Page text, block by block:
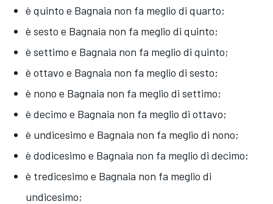
è quinto e Bagnaia non fa meglio di quarto;
è sesto e Bagnaia non fa meglio di quinto;
è settimo e Bagnaia non fa meglio di quinto;
è ottavo e Bagnaia non fa meglio di sesto;
è nono e Bagnaia non fa meglio di settimo;
è decimo e Bagnaia non fa meglio di ottavo;
è undicesimo e Bagnaia non fa meglio di nono;
è dodicesimo e Bagnaia non fa meglio di decimo;
è tredicesimo e Bagnaia non fa meglio di
undicesimo;